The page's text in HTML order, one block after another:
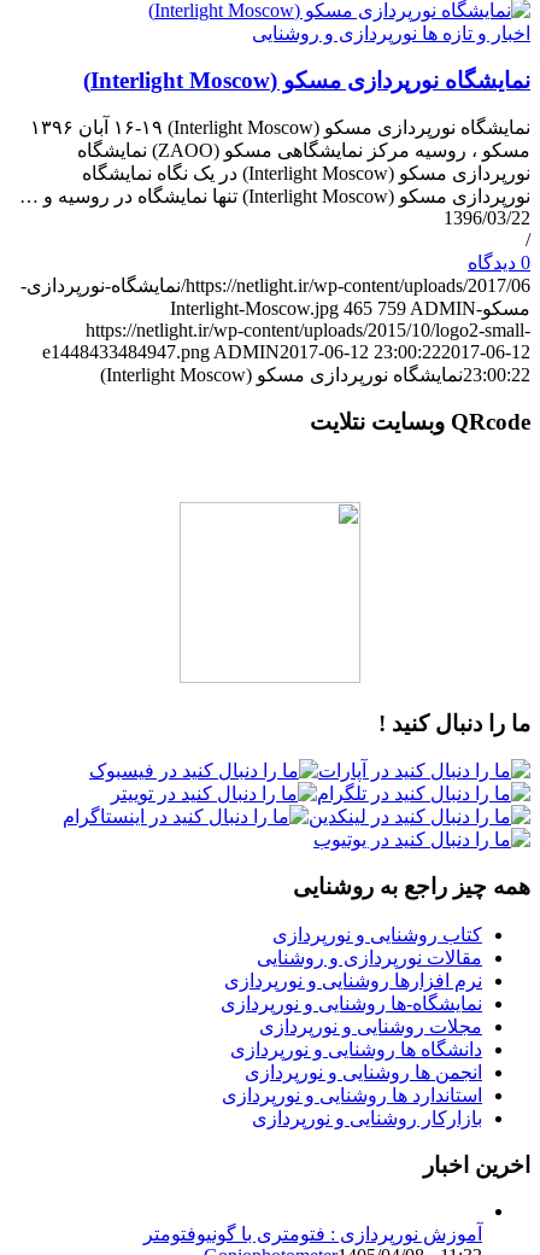
اخبار و تازه ها نورپردازی و روشنایی
نمایشگاه نورپردازی مسکو (Interlight Moscow)
نمایشگاه نورپردازی مسکو (Interlight Moscow) ۱۶-۱۹ آبان ۱۳۹۶
مسکو ، روسیه مرکز نمایشگاهی مسکو (ZAOO) نمایشگاه
نورپردازی مسکو (Interlight Moscow) در یک نگاه نمایشگاه
نورپردازی مسکو (Interlight Moscow) تنها نمایشگاه در روسیه و …
1396/03/22
/
0 دیدگاه
https://netlight.ir/wp-content/uploads/2017/06/نمایشگاه-نورپردازی-
مسکو-Interlight-Moscow.jpg
465 759ADMIN
https://netlight.ir/wp-content/uploads/2015/10/logo2-small-
e1448433484947.pngADMIN2017-06-12 23:00:222017-06-12
23:00:22نمایشگاه نورپردازی مسکو (Interlight Moscow)
QRcode وبسایت نتلایت
ما را دنبال کنید !
همه چیز راجع به روشنایی
کتاب روشنایی و نورپردازی
مقالات نورپردازی و روشنایی
نرم افزارها روشنایی و نورپردازی
نمایشگاه-ها روشنایی و نورپردازی
مجلات روشنایی و نورپردازی
دانشگاه ها روشنایی و نورپردازی
انجمن ها روشنایی و نورپردازی
استاندارد ها روشنایی و نورپردازی
بازارکار روشنایی و نورپردازی
اخرین اخبار
آموزش نورپردازی : فتومتری با گونیوفتومتر